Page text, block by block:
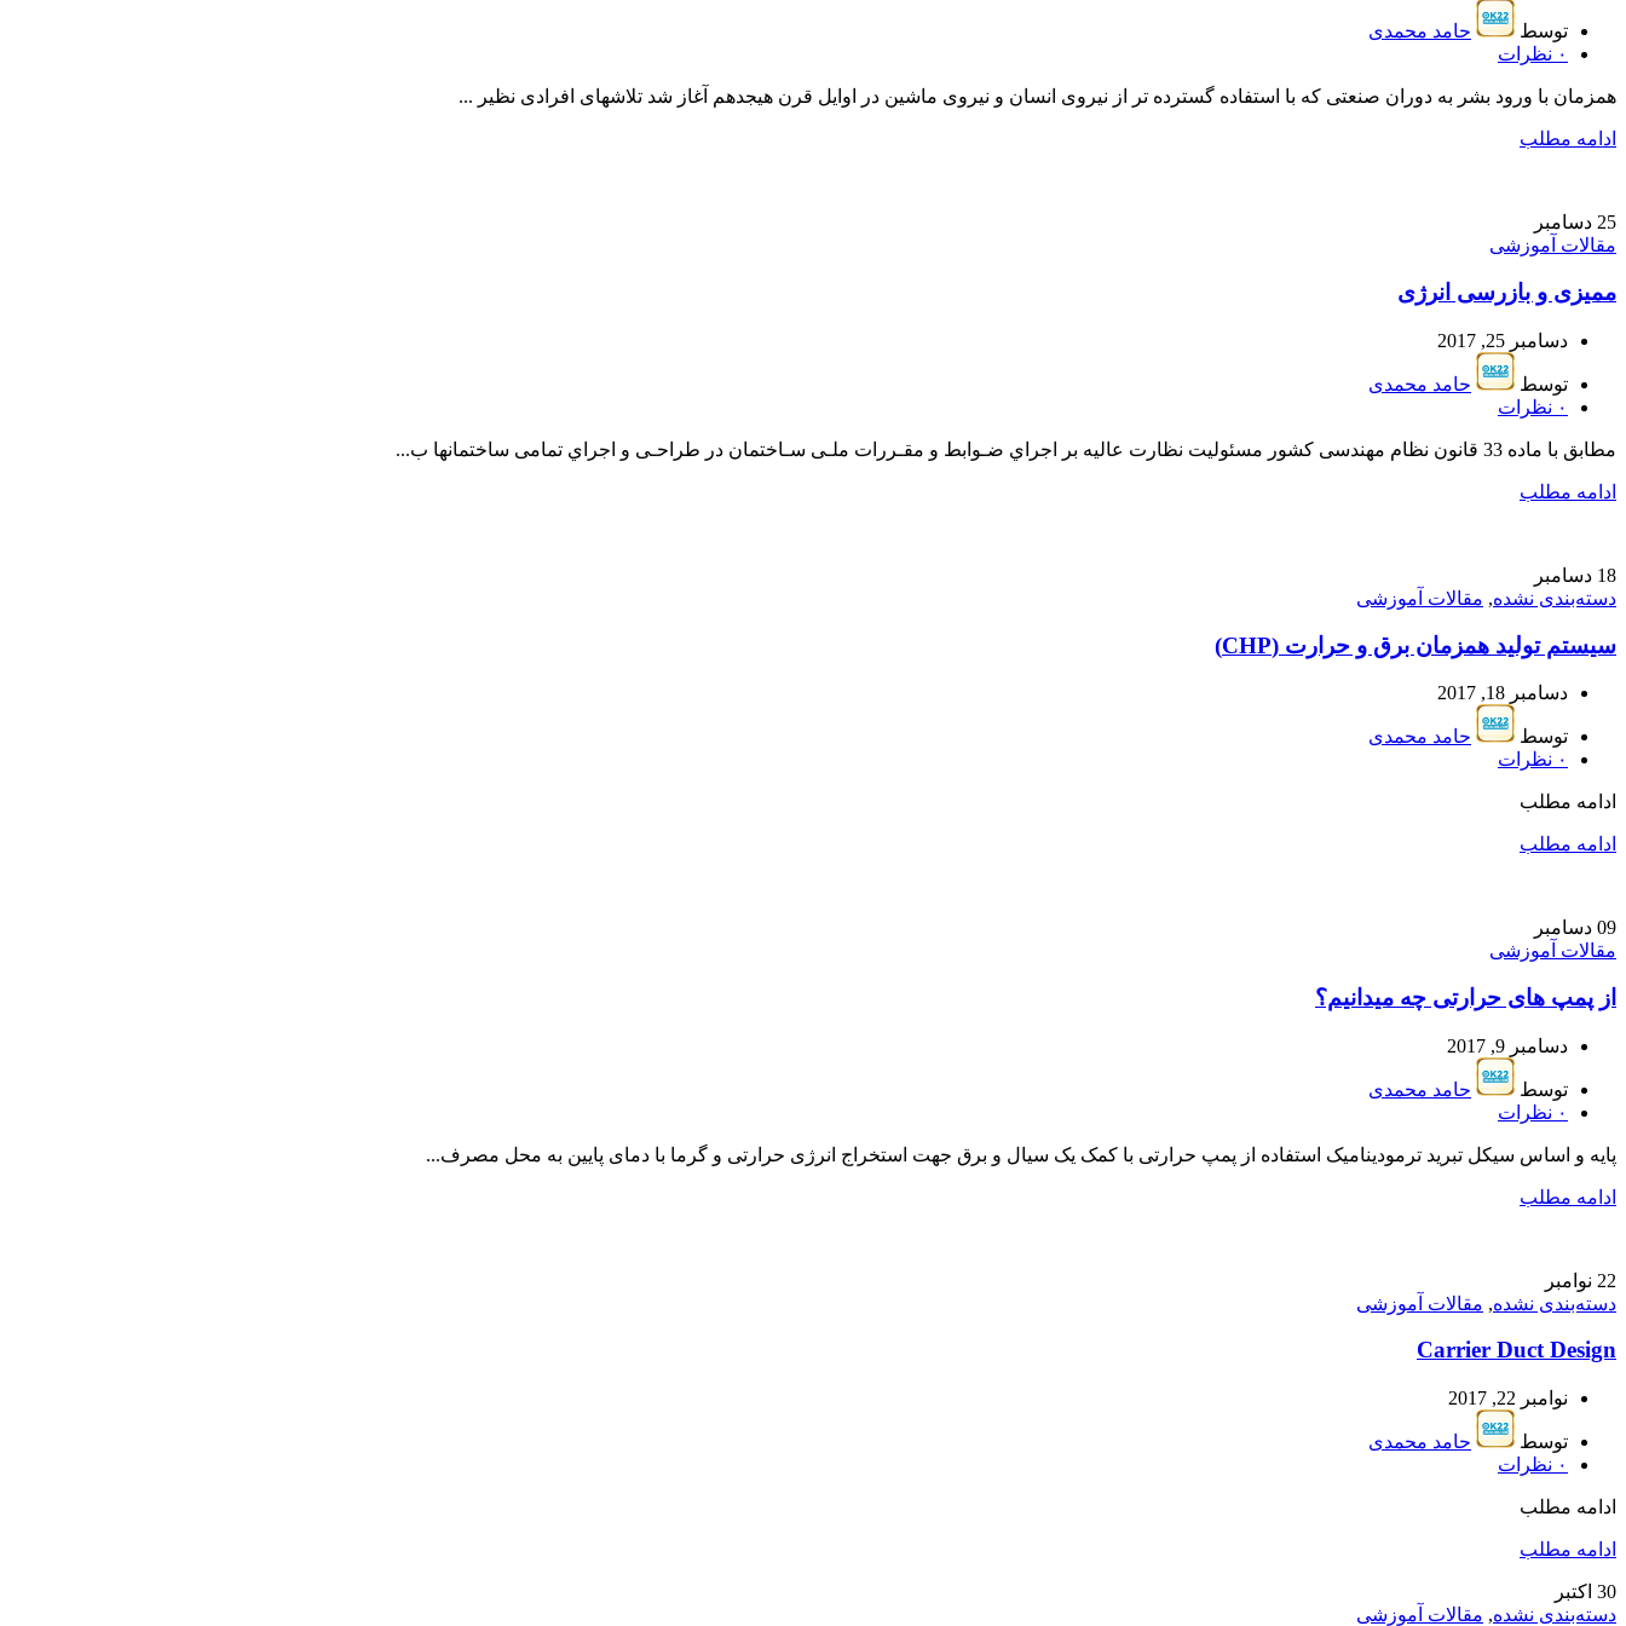
توسط
حامد محمدی
۰ نظرات
همزمان با ورود بشر به دوران صنعتی که با استفاده گسترده تر از نیروی انسان و نیروی ماشین در اوایل قرن هیجدهم آغاز شد تلاشهای افرادی نظیر ...
ادامه مطلب
25 دسامبر
مقالات آموزشی
ممیزى و بازرسى انرژى
دسامبر 25, 2017
توسط
حامد محمدی
۰ نظرات
مطابق با ماده 33 قانون نظام مهندسی کشور مسئولیت نظارت عالیه بر اجراي ضـوابط و مقـررات ملـی سـاختمان در طراحـی و اجراي تمامی ساختمانها ب...
ادامه مطلب
18 دسامبر
دسته‌بندی نشده, مقالات آموزشی
سیستم تولید همزمان برق و حرارت (CHP)
دسامبر 18, 2017
توسط
حامد محمدی
۰ نظرات
ادامه مطلب
ادامه مطلب
09 دسامبر
مقالات آموزشی
از پمپ های حرارتی چه میدانیم؟
دسامبر 9, 2017
توسط
حامد محمدی
۰ نظرات
پایه و اساس سیکل تبرید ترمودینامیک استفاده از پمپ حرارتی با کمک یک سیال و برق جهت استخراج انرژی حرارتی و گرما با دمای پایین به محل مصرف...
ادامه مطلب
22 نوامبر
دسته‌بندی نشده, مقالات آموزشی
Carrier Duct Design
نوامبر 22, 2017
توسط
حامد محمدی
۰ نظرات
ادامه مطلب
ادامه مطلب
30 اکتبر
دسته‌بندی نشده, مقالات آموزشی